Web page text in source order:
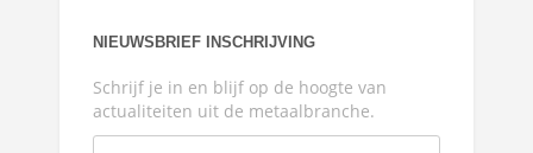
NIEUWSBRIEF INSCHRIJVING
Schrijf je in en blijf op de hoogte van
actualiteiten uit de metaalbranche.